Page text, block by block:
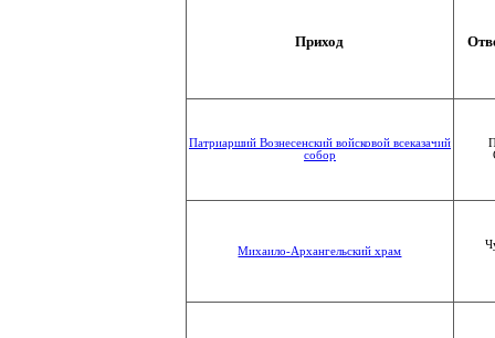
Приход
Патриарший Вознесенский войсковой всеказачий
собор
Михаило-Архангельский храм